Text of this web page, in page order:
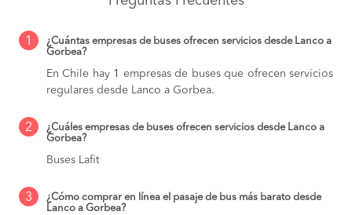
1
¿Cuántas empresas de buses ofrecen servicios desde Lanco a
Gorbea?
En Chile hay 1 empresas de buses que ofrecen servicios
regulares desde Lanco a Gorbea.
2
¿Cuáles empresas de buses ofrecen servicios desde Lanco a
Gorbea?
Buses Lafit
3
¿Cómo comprar en línea el pasaje de bus más barato desde
Lanco a Gorbea?